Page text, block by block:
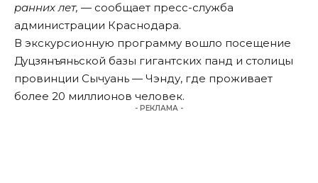
ранних лет, — сообщает пресс-служба
администрации Краснодара.
В экскурсионную программу вошло посещение
Дуцзянъяньской базы гигантских панд и столицы
провинции Сычуань — Чэнду, где проживает
более 20 миллионов человек.
- РЕКЛАМА -